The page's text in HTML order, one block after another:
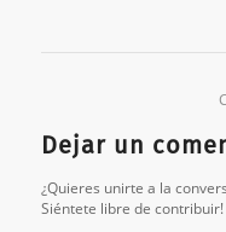
Dejar un
¿Quieres unirte a la
Siéntete libre de contribuir!